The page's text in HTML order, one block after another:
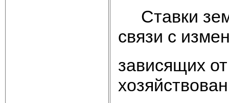
Ставки
связи с
зависящих